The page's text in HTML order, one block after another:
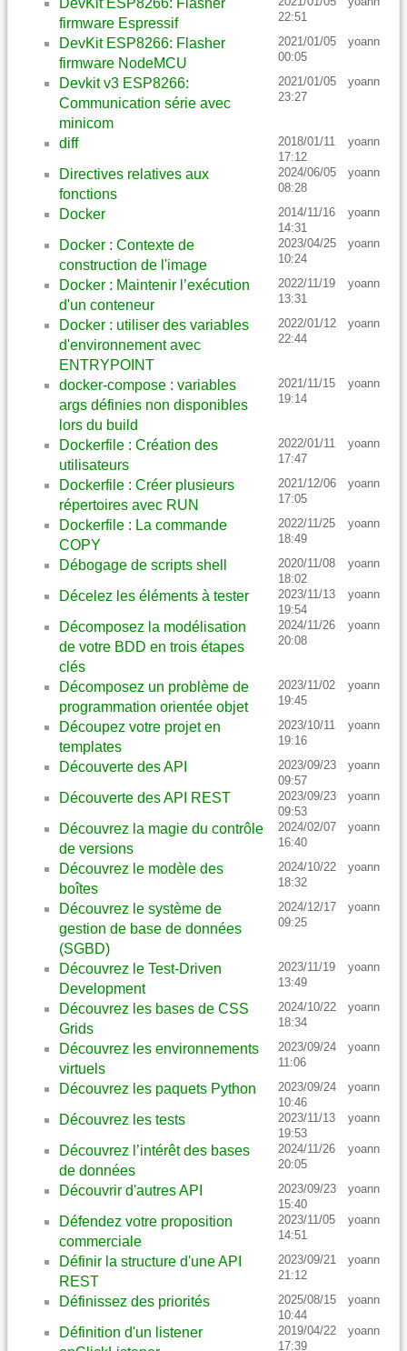
DevKit ESP8266: Flasher
firmware Espressif
22:51
DevKit ESP8266: Flasher
firmware NodeMCU
2021/01/05
00:05
yoann
Devkit v3 ESP8266:
Communication série avec
minicom
2021/01/05
23:27
yoann
diff
2018/01/11
17:12
yoann
Directives relatives aux
fonctions
2024/06/05
08:28
yoann
Docker
2014/11/16
14:31
yoann
Docker : Contexte de
construction de l'image
2023/04/25
10:24
yoann
Docker : Maintenir l’exécution
d'un conteneur
2022/11/19
13:31
yoann
Docker : utiliser des variables
d'environnement avec
ENTRYPOINT
2022/01/12
22:44
yoann
docker-compose : variables
args définies non disponibles
lors du build
2021/11/15
19:14
yoann
Dockerfile : Création des
utilisateurs
2022/01/11
17:47
yoann
Dockerfile : Créer plusieurs
répertoires avec RUN
2021/12/06
17:05
yoann
Dockerfile : La commande
COPY
2022/11/25
18:49
yoann
Débogage de scripts shell
2020/11/08
18:02
yoann
Décelez les éléments à tester
2023/11/13
19:54
yoann
Décomposez la modélisation
de votre BDD en trois étapes
clés
2024/11/26
20:08
yoann
Décomposez un problème de
programmation orientée objet
2023/11/02
19:45
yoann
Découpez votre projet en
templates
2023/10/11
19:16
yoann
Découverte des API
2023/09/23
09:57
yoann
Découverte des API REST
2023/09/23
09:53
yoann
Découvrez la magie du contrôle
de versions
2024/02/07
16:40
yoann
Découvrez le modèle des
boîtes
2024/10/22
18:32
yoann
Découvrez le système de
gestion de base de données
(SGBD)
2024/12/17
09:25
yoann
Découvrez le Test-Driven
Development
2023/11/19
13:49
yoann
Découvrez les bases de CSS
Grids
2024/10/22
18:34
yoann
Découvrez les environnements
virtuels
2023/09/24
11:06
yoann
Découvrez les paquets Python
2023/09/24
10:46
yoann
Découvrez les tests
2023/11/13
19:53
yoann
Découvrez l’intérêt des bases
de données
2024/11/26
20:05
yoann
Découvrir d'autres API
2023/09/23
15:40
yoann
Défendez votre proposition
commerciale
2023/11/05
14:51
yoann
Définir la structure d'une API
REST
2023/09/21
21:12
yoann
Définissez des priorités
2025/08/15
10:44
yoann
Définition d'un listener
2019/04/22
17:39
yoann